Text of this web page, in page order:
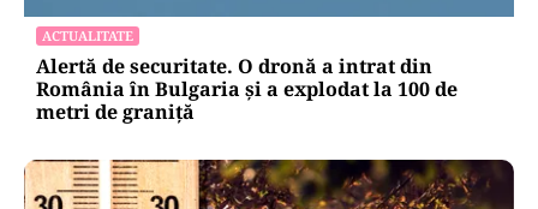
ACTUALITATE
Alertă de securitate. O dronă a intrat din
România în Bulgaria şi a explodat la 100 de
metri de graniţă